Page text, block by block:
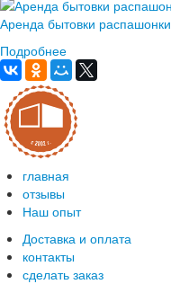
Аренда бытовки распашонки
Подробнее
главная
отзывы
Наш опыт
Доставка и оплата
контакты
сделать заказ